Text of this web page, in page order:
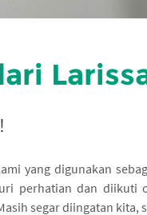
yang digunakan
perhatian dan diikuti
segar diingatan kita,